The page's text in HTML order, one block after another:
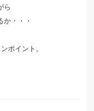
ら
・・・
ポイント。